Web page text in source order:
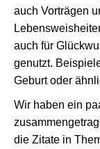
auch Vorträgen
auch für
genutzt.
Geburt oder
Wir haben ein
die Zitate in